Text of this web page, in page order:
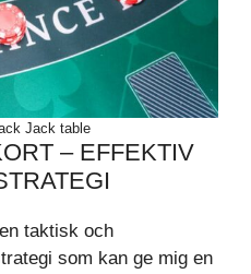
Jack table
– EFFEKTIV
taktisk och
som kan ge mig en